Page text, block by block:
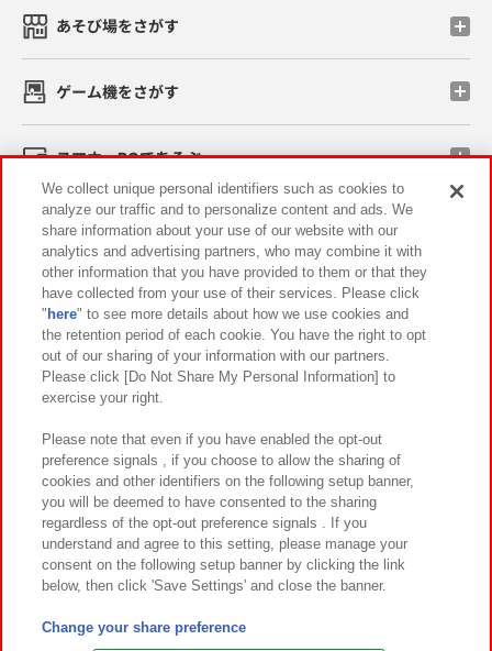
あそび場をさがす
ゲーム機をさがす
スマホ・PCであそぶ
イベント・キャンペーン
関連会社 サステナビリティ サイトポリシー
プライバシーポリシー ウェブアクセシビリティ方針と検証結果
お取引先さまとともに
カスタマーハラスメント対応方針 よくあるご質問・お問い合わせ
©Bandai Namco Amusement Inc.
©Bandai Namco Amusement Lab Inc.
We collect unique personal identifiers such as cookies to
analyze our traffic and to personalize content and ads. We
share information about your use of our website with our
analytics and advertising partners, who may combine it with
other information that you have provided to them or that they
have collected from your use of their services. Please click
" here" to see more details about how we use cookies and
the retention period of each cookie. You have the right to opt
out of our sharing of your information with our partners.
Please click [Do Not Share My Personal Information] to
exercise your right.
Please note that even if you have enabled the opt-out
preference signals , if you choose to allow the sharing of
cookies and other identifiers on the following setup banner,
you will be deemed to have consented to the sharing
regardless of the opt-out preference signals . If you
understand and agree to this setting, please manage your
consent on the following setup banner by clicking the link
below, then click 'Save Settings' and close the banner.
Change your share preference